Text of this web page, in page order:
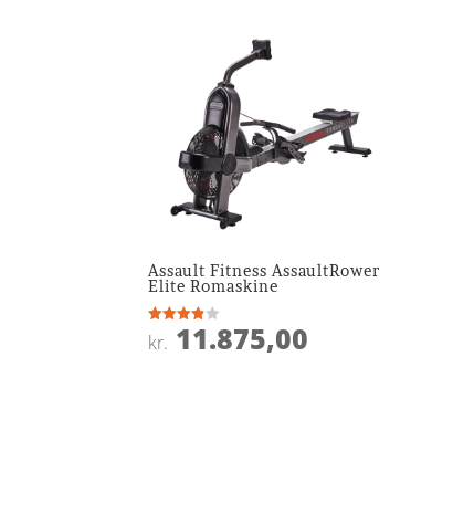
Assault Fitness AssaultRower
Elite Romaskine
Vurderet
3.8
kr. 11.875,00